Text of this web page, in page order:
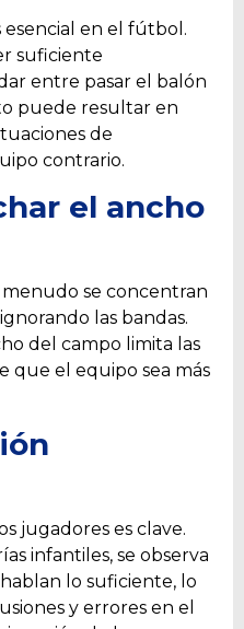
esencial en el fútbol.
suficiente
entre pasar el balón
puede resultar en
de
contrario.
el ancho
menudo se concentran
las bandas.
del campo limita las
que el equipo sea más
jugadores es clave.
infantiles, se observa
lo suficiente, lo
y errores en el